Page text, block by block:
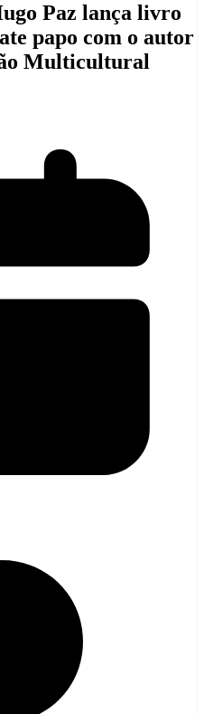
Paz lança livro
papo com o autor
Multicultural